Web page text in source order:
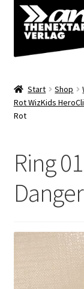
Zur
Navigation
springen
Zum
Inhalt
springen
Shop
Start Shop
Rot WizKids
Rot
Ring